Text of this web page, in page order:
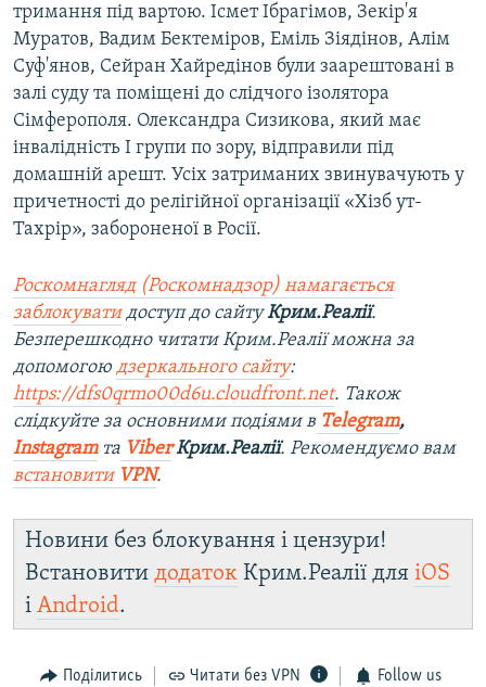
тримання під вартою. Ісмет Ібрагімов, Зекір'я
Муратов, Вадим Бектеміров, Еміль Зіядінов, Алім
Суф'янов, Сейран Хайредінов були заарештовані в
залі суду та поміщені до слідчого ізолятора
Сімферополя. Олександра Сизикова, який має
інвалідність І групи по зору, відправили під
домашній арешт. Усіх затриманих звинувачують у
причетності до релігійної організації «Хізб ут-
Тахрір», забороненої в Росії.
Роскомнагляд (Роскомнадзор) намагається
заблокуватидоступ до сайтуКрим.Реалії.
Безперешкодно читати Крим.Реалії можна за
допомогою дзеркального сайту:
https://dfs0qrmo00d6u.cloudfront.net. Також
слідкуйте за основними подіями в Telegram,
Instagramта ViberКрим.Реалії. Рекомендуємо вам
встановити VPN.
Новини без блокування і цензури!
Встановити додаток Крим.Реалії для iOS
і Android.
Поділитись Читати без VPN Follow us